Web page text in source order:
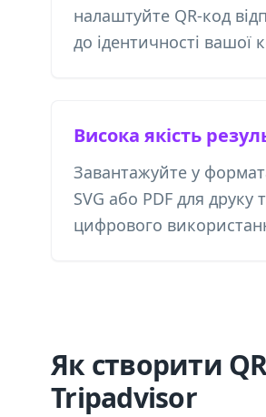
налаштуйте QR-код
до ідентичності вашої
Висока якість
Завантажуйте у
SVG або PDF для друку
цифрового
Як створити
Tripadvisor